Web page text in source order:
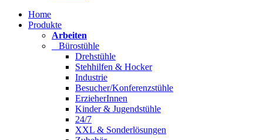
Home
Produkte
Arbeiten
Bürostühle
Drehstühle
Stehhilfen & Hocker
Industrie
Besucher/Konferenzstühle
ErzieherInnen
Kinder & Jugendstühle
24/7
XXL & Sonderlösungen